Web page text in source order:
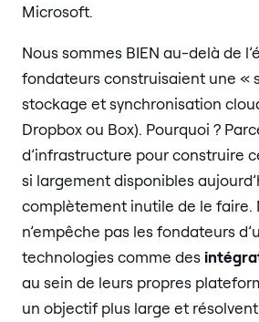
Microsoft.
Nous sommes BIEN au-delà de
fondateurs construisaient une «
stockage et synchronisation
Dropbox ou Box). Pourquoi ?
d’infrastructure pour construire
si largement disponibles
complètement inutile de le faire.
n’empêche pas les fondateurs
technologies comme des
au sein de leurs propres
un objectif plus large et